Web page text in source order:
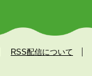
RSS配信について